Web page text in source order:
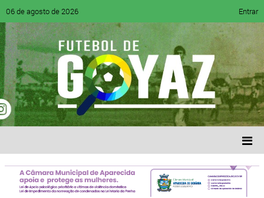
06 de agosto de 2026 Entrar